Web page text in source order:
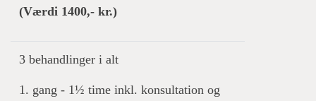
(Værdi 1400,- kr.)
3 behandlinger i alt
1. gang - 1½ time inkl. konsultation og